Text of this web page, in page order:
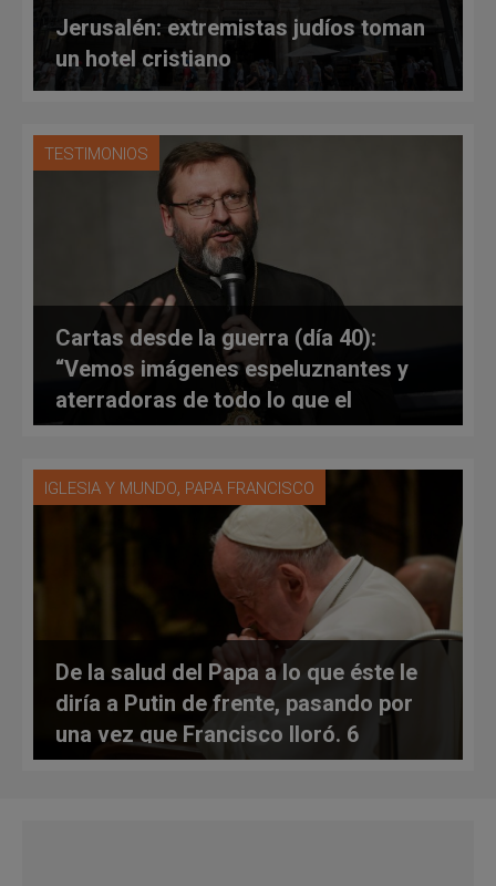
Jerusalén: extremistas judíos toman
un hotel cristiano
TESTIMONIOS
Cartas desde la guerra (día 40):
“Vemos imágenes espeluznantes y
aterradoras de todo lo que el
ocupante ha dejado en suelo
IGLESIA Y MUNDO, PAPA FRANCISCO
De la salud del Papa a lo que éste le
diría a Putin de frente, pasando por
una vez que Francisco lloró. 6
confidencias del Papa a su regreso